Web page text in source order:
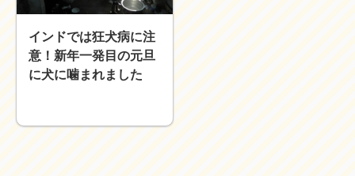
世界一周ブログ
アフリカ
ヨーロッパ
北・中南米
Web・ガジェット
インドでは狂犬病に注
意！新年一発目の元旦
に犬に噛まれました